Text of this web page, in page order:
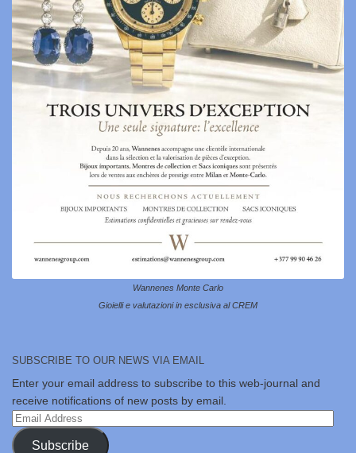
Wannenes Monte Carlo
Gioielli e valutazioni in esclusiva al CREM
SUBSCRIBE TO OUR NEWS VIA EMAIL
Enter your email address to subscribe to this web-journal and
receive notifications of new posts by email.
Email
Address
Subscribe